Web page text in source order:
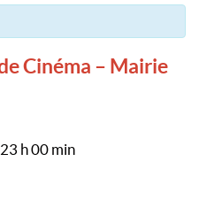
Cinéma – Mairie
23 h 00 min